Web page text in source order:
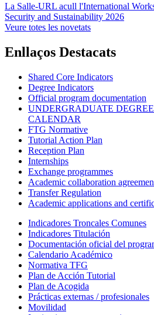
La Salle-URL acull l'International
Security and Sustainability 2026
Veure totes les novetats
Enllaços Destacats
Shared Core Indicators
Degree Indicators
Official program documentation
UNDERGRADUATE
CALENDAR
FTG Normative
Tutorial Action Plan
Reception Plan
Internships
Exchange programmes
Academic collaboration
Transfer Regulation
Academic applications and
Indicadores Troncales Comunes
Indicadores Titulación
Documentación oficial del
Calendario Académico
Normativa TFG
Plan de Acción Tutorial
Plan de Acogida
Prácticas externas / profesionales
Movilidad